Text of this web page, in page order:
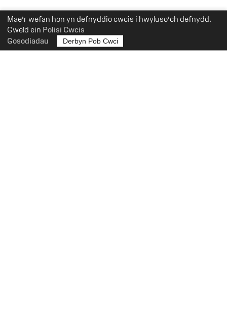
Mae’r wefan hon yn defnyddio cwcis i hwyluso’ch defnydd.
Gweld ein Polisi Cwcis
Gosodiadau
Derbyn Pob Cwci